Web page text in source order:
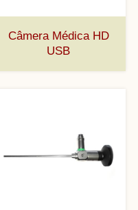
Câmera Médica HD
USB